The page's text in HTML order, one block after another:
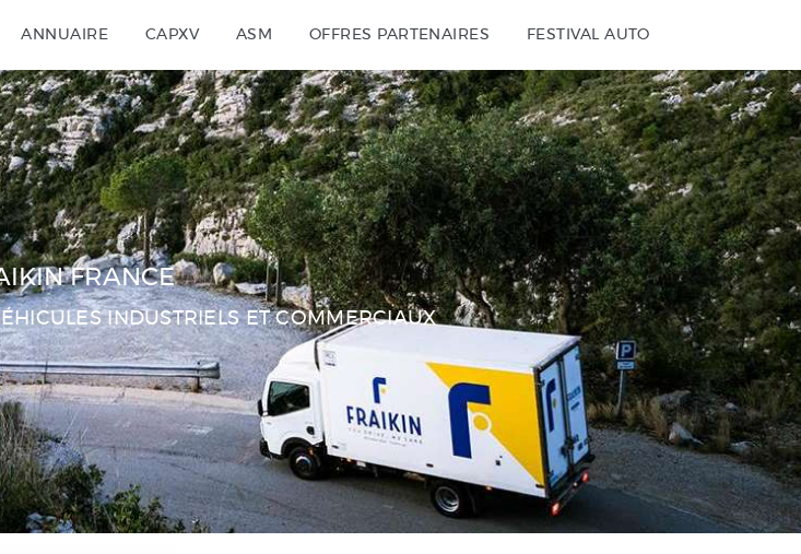
ANNUAIRE CAPXV ASM OFFRES PARTENAIRES FESTIVAL AUTO
FRANCE
INDUSTRIELS ET COMMERCIAUX
AUTO